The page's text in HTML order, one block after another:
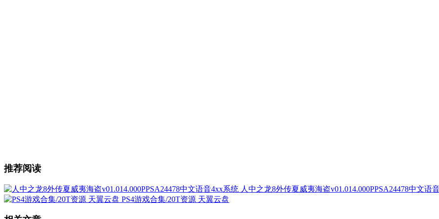
推荐阅读
人中之龙8外传夏威夷海盗v01.014.000PPSA24478中文语
PS4游戏合集/20T资源 天翼云盘